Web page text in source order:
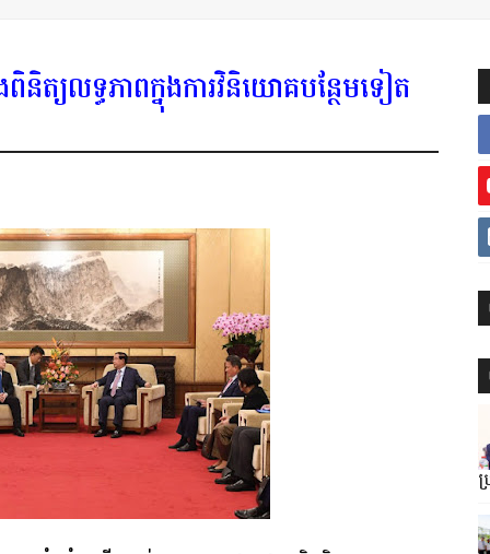
យលទ្ធភាពក្នុងការវិនិយោគបន្ថែមទៀត